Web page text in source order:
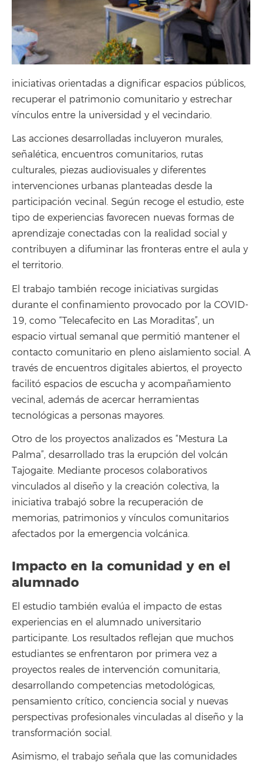
iniciativas orientadas a dignificar espacios públicos,
recuperar el patrimonio comunitario y estrechar
vínculos entre la universidad y el vecindario.
Las acciones desarrolladas incluyeron murales,
señalética, encuentros comunitarios, rutas
culturales, piezas audiovisuales y diferentes
intervenciones urbanas planteadas desde la
participación vecinal. Según recoge el estudio, este
tipo de experiencias favorecen nuevas formas de
aprendizaje conectadas con la realidad social y
contribuyen a difuminar las fronteras entre el aula y
el territorio.
El trabajo también recoge iniciativas surgidas
durante el confinamiento provocado por la COVID-
19, como “Telecafecito en Las Moraditas”, un
espacio virtual semanal que permitió mantener el
contacto comunitario en pleno aislamiento social. A
través de encuentros digitales abiertos, el proyecto
facilitó espacios de escucha y acompañamiento
vecinal, además de acercar herramientas
tecnológicas a personas mayores.
Otro de los proyectos analizados es “Mestura La
Palma”, desarrollado tras la erupción del volcán
Tajogaite. Mediante procesos colaborativos
vinculados al diseño y la creación colectiva, la
iniciativa trabajó sobre la recuperación de
memorias, patrimonios y vínculos comunitarios
afectados por la emergencia volcánica.
Impacto en la comunidad y en el
alumnado
El estudio también evalúa el impacto de estas
experiencias en el alumnado universitario
participante. Los resultados reflejan que muchos
estudiantes se enfrentaron por primera vez a
proyectos reales de intervención comunitaria,
desarrollando competencias metodológicas,
pensamiento crítico, conciencia social y nuevas
perspectivas profesionales vinculadas al diseño y la
transformación social.
Asimismo, el trabajo señala que las comunidades